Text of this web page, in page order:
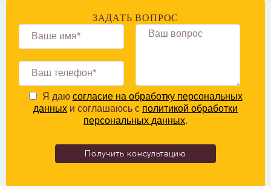
ЗАДАТЬ ВОПРОС
Я даю согласие на обработку персональных
данных и соглашаюсь с политикой обработки
персональных данных.